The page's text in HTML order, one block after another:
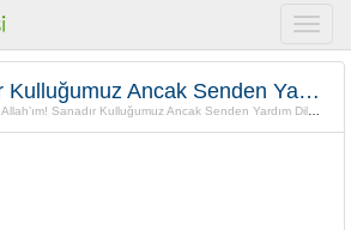
Allah’ım! Sanadır Kulluğumuz Ancak Senden Yardım Dileriz
Allah’ım! Sanadır Kulluğumuz Ancak Senden Yardım Dileriz